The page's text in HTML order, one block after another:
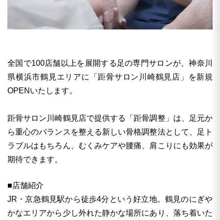
全国で100店舗以上を展開する足の専門サロンが、神奈川
県横浜市鶴見エリアに「距骨サロン川崎鶴見店」を新規
OPENいたします。
距骨サロン川崎鶴見店で提供する「距骨調整」は、足元か
ら重心のバランスを整える新しい骨格調整法として、足ト
ラブルはもちろん、むくみケアや腰痛、肩こりにも効果が
期待できます。
■店舗紹介
JR・京急鶴見駅から徒歩4分という好立地。鶴見のにぎや
かなエリアから少し外れた静かな場所にあり、落ち着いた